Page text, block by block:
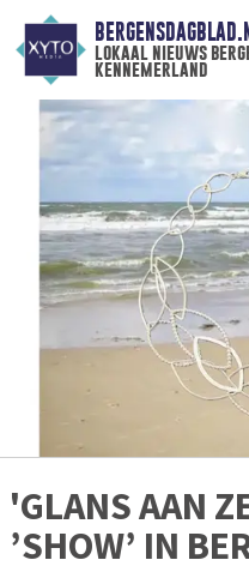
lokaal nieuws
kennemerland
'GLANS AAN
’SHOW’ IN